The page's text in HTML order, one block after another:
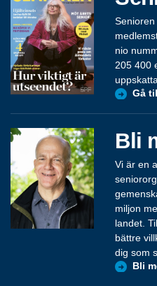
nio
205 400
Gå
Bli
Vi är en
miljon
landet.
bättre
dig som
Bli